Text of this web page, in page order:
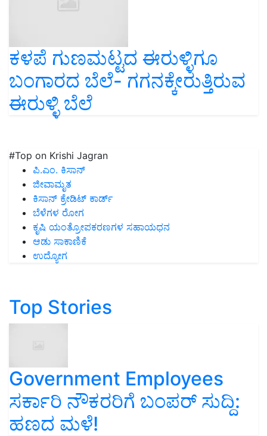
ಕಳಪೆ ಗುಣಮಟ್ಟದ ಈರುಳ್ಳಿಗೂ
ಬಂಗಾರದ ಬೆಲೆ- ಗಗನಕ್ಕೇರುತ್ತಿರುವ
ಈರುಳ್ಳಿ ಬೆಲೆ
#Top on Krishi Jagran
ಪಿ.ಎಂ. ಕಿಸಾನ್
ಜೀವಾಮೃತ
ಕಿಸಾನ್ ಕ್ರೇಡಿಟ್ ಕಾರ್ಡ್
ಬೆಳೆಗಳ ರೋಗ
ಕೃಷಿ ಯಂತ್ರೋಪಕರಣಗಳ ಸಹಾಯಧನ
ಆಡು ಸಾಕಾಣಿಕೆ
ಉದ್ಯೋಗ
Top Stories
Government Employees
ಸರ್ಕಾರಿ ನೌಕರರಿಗೆ ಬಂಪರ್‌ ಸುದ್ದಿ:
ಹಣದ ಮಳೆ!